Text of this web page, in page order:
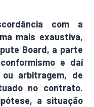
com a
mais exaustiva,
Board, a parte
e daí
arbitragem, de
no contrato.
a situação